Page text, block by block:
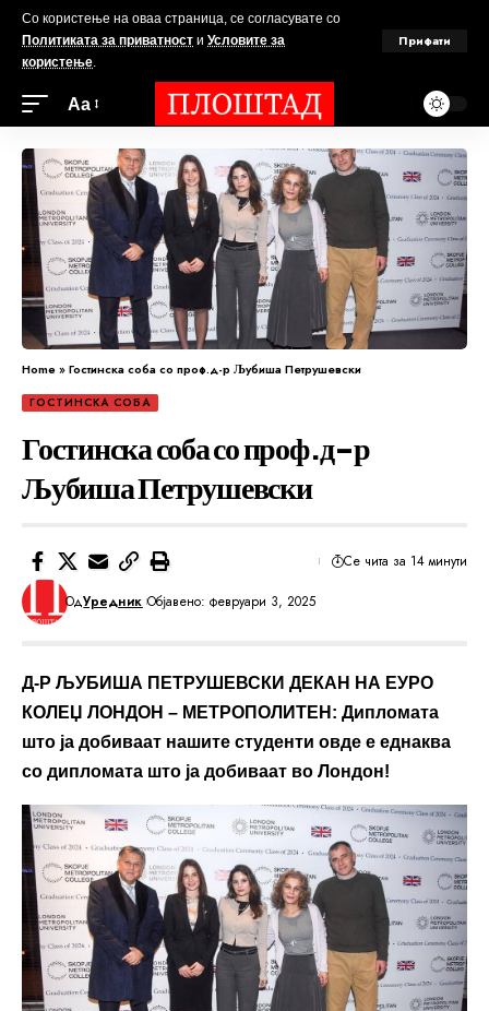
Со користење на оваа страница, се согласувате со
Политиката за приватност и Условите за
користење.
Прифати
Аа
Home»Гостинска соба со проф.д-р Љубиша Петрушевски
ГОСТИНСКА СОБА
Гостинска соба со проф.д-р
Љубиша Петрушевски
ОдУредник Објавено: февруари 3, 2025
Се чита за 14 минути
Д-Р ЉУБИША ПЕТРУШЕВСКИ ДЕКАН НА ЕУРО
КОЛЕЏ ЛОНДОН – МЕТРОПОЛИТЕН: Дипломата
што ја добиваат нашите студенти овде е еднаква
со дипломата што ја добиваат во Лондон!